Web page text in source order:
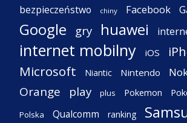
bezpieczeństwo chiny Facebook
Google gry huawei
internet mobilny iOS
Microsoft Niantic Nintendo
Orange play plus Pokemon
Polska Qualcomm ranking